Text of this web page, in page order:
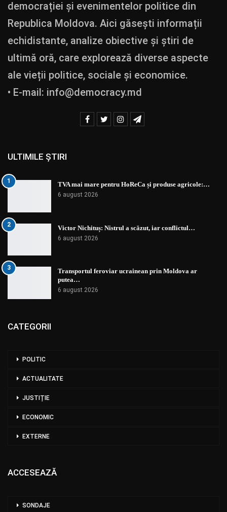
democrației și evenimentelor politice din
Republica Moldova. Aici găsești informații
echidistante, analize obiective și știri de
ultimă oră, care explorează diverse aspecte
ale vieții politice, sociale și economice.
• E-mail: info@democracy.md
ULTIMILE ȘTIRI
1 TVA mai mare pentru HoReCa și produse agricole:…
6 august 2026
2 Victor Nichituș: Nistrul a scăzut, iar conflictul…
6 august 2026
3
Transportul feroviar ucrainean prin Moldova ar
putea…
6 august 2026
CATEGORII
POLITIC
ACTUALITATE
JUSTIȚIE
ECONOMIC
EXTERNE
ACCESEAZĂ
SONDAJE